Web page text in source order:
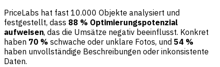
PriceLabs hat fast 10.000 Objekte analysiert und
festgestellt, dass 88 % Optimierungspotenzial
aufweisen, das die Umsätze negativ beeinflusst. Konkret
haben 70 % schwache oder unklare Fotos, und 54 %
haben unvollständige Beschreibungen oder inkonsistente
Daten.